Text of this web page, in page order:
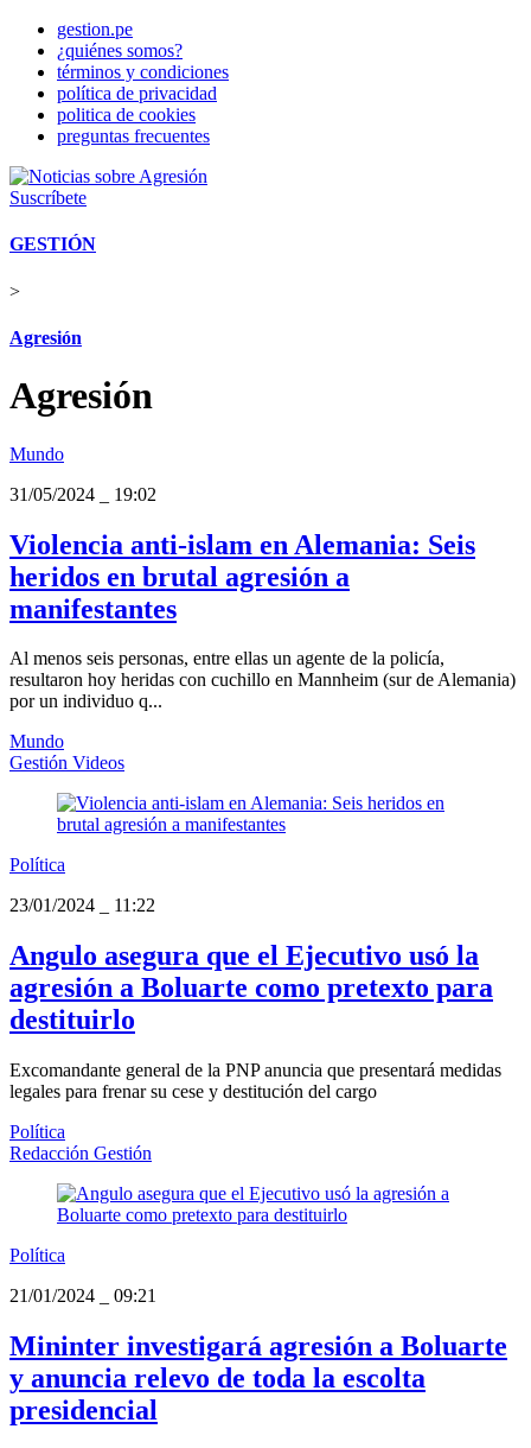
gestion.pe
¿quiénes somos?
términos y condiciones
política de privacidad
politica de cookies
preguntas frecuentes
Suscríbete
GESTIÓN
>
Agresión
Agresión
Mundo
31/05/2024
19:02
Violencia anti-islam en Alemania: Seis
heridos en brutal agresión a
manifestantes
Al menos seis personas, entre ellas un agente de la policía,
resultaron hoy heridas con cuchillo en Mannheim (sur de Alemania)
por un individuo q...
Mundo
Gestión Videos
Política
23/01/2024
11:22
Angulo asegura que el Ejecutivo usó la
agresión a Boluarte como pretexto para
destituirlo
Excomandante general de la PNP anuncia que presentará medidas
legales para frenar su cese y destitución del cargo
Política
Redacción Gestión
Política
21/01/2024
09:21
Mininter investigará agresión a Boluarte
y anuncia relevo de toda la escolta
presidencial